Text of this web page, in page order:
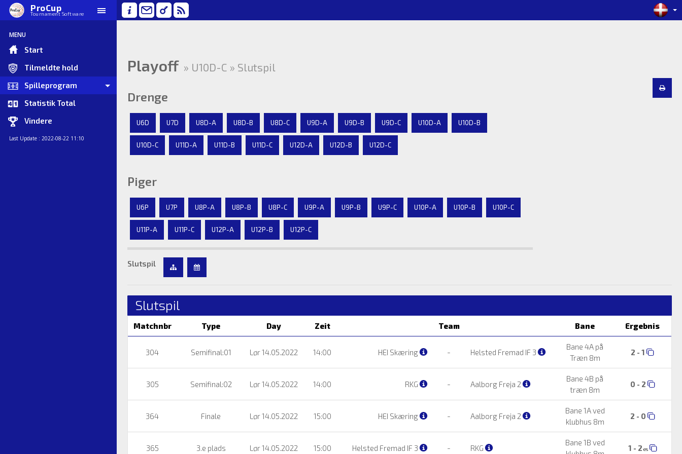
ProCup
Tournament Software
MENU
Start
Tilmeldte hold
Spilleprogram
Statistik Total
Vindere
Last Update : 2022-08-22 11:10
Playoff » U10D-C » Slutspil
Drenge
U6D U7D U8D-A U8D-B U8D-C U9D-A U9D-B U9D-C U10D-A U10D-B
U10D-C U11D-A U11D-B U11D-C U12D-A U12D-B U12D-C
Piger
U6P U7P U8P-A U8P-B U8P-C U9P-A U9P-B U9P-C U10P-A U10P-B U10P-C
U11P-A U11P-C U12P-A U12P-B U12P-C
Slutspil
Slutspil
Matchnbr Type Day Zeit Team Bane Ergebnis
304 Semifinal:01 Lør 14.05.2022 14:00 HEI Skæring - Helsted Fremad IF 3
Bane 4A på
Træn 8m
2 - 1
305 Semifinal:02 Lør 14.05.2022 14:00 RKG - Aalborg Freja 2
Bane 4B på
træn 8m
0 - 2
364 Finale Lør 14.05.2022 15:00 HEI Skæring - Aalborg Freja 2
Bane 1A ved
klubhus 8m
2 - 0
365 3.e plads Lør 14.05.2022 15:00 Helsted Fremad IF 3 - RKG
Bane 1B ved
1 - 2 es